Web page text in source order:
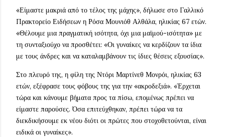
«Είμαστε μακριά από το τέλος της μάχης», δήλωσε στο Γαλλικό
Πρακτορείο Ειδήσεων η Ρόσα Μουνιόθ Αλθάλα, ηλικίας 67 ετών.
«Θέλουμε μια πραγματική ισότητα, όχι μια μαϊμού-ισότητα» με
τη συνταξιούχο να προσθέτει: «Οι γυναίκες να κερδίζουν τα ίδια
με τους άνδρες και να καταλαμβάνουν τις ίδιες θέσεις εξουσίας».
Στο πλευρό της, η φίλη της Ντόρι Μαρτίνεθ Μονρόι, ηλικίας 63
ετών, εξέφρασε τους φόβους της για την «ακροδεξιά». «Έρχεται
τώρα και κάνουμε βήματα προς τα πίσω, επομένως πρέπει να
είμαστε παρούσες. Όσα επιτεύχθηκαν, πρέπει τώρα να τα
διεκδικήσουμε εκ νέου διότι οι πρώτες που στοχοθετούνται, είναι
ειδικά οι γυναίκες».